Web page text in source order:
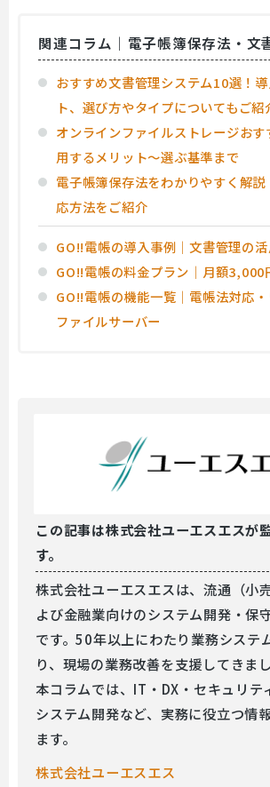
関連コラム｜電子帳簿保存法・文
おすすめ文書管理システム10選！
ト、選び方やタイプについてもご紹
オンラインファイルストレージお
用するメリット～選ぶ基準まで
電子帳簿保存法をわかりやすく解
応方法をご紹介
GO!!電帳の導入事例｜文書管理の
GO!!電帳の料金プラン｜月額3,000
GO!!電帳の機能一覧｜電帳法対応・
ファイルサーバー
この記事は株式会社ユーエスエスが
す。
株式会社ユーエスエスは、流通（小
よび金融業向けのシステム開発・保
です。50年以上にわたり業務システ
り、現場の業務改善を支援してきまし
本コラムでは、IT・DX・セキュリテ
システム開発など、実務に役立つ情
ます。
株式会社ユーエスエス